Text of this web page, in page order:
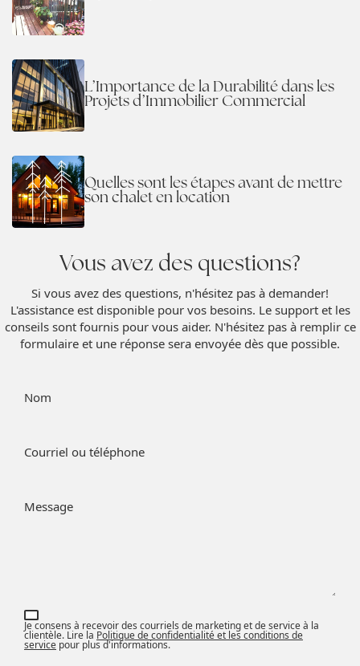
L’Importance de la Durabilité dans les
Projets d’Immobilier Commercial
Quelles sont les étapes avant de mettre
son chalet en location
Vous avez des questions?
Si vous avez des questions, n'hésitez pas à demander!
L'assistance est disponible pour vos besoins. Le support et les
conseils sont fournis pour vous aider. N'hésitez pas à remplir ce
formulaire et une réponse sera envoyée dès que possible.
Nom
Courriel ou téléphone
Message
Je consens à recevoir des courriels de marketing et de service à la
clientèle. Lire la Politique de confidentialité et les conditions de
service pour plus d'informations.